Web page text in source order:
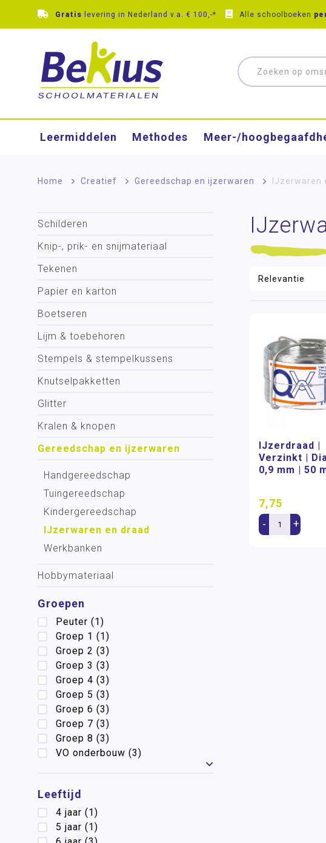
Gratis levering in Nederland v.a. € 100,-* Alle schoolboeken
Leermiddelen Methodes Meer-/
Home > Creatief > Gereedschap en ijzerwaren > IJzerwaren
Schilderen
Knip-, prik- en snijmateriaal
Tekenen
Papier en karton
Boetseren
Lijm & toebehoren
Stempels & stempelkussens
Knutselpakketten
Glitter
Kralen & knopen
Gereedschap en ijzerwaren
Handgereedschap
Tuingereedschap
Kindergereedschap
IJzerwaren en draad
Werkbanken
Hobbymateriaal
Groepen
Peuter (1)
Groep 1 (1)
Groep 2 (3)
Groep 3 (3)
Groep 4 (3)
Groep 5 (3)
Groep 6 (3)
Groep 7 (3)
Groep 8 (3)
VO onderbouw (3)
Leeftijd
4 jaar (1)
5 jaar (1)
IJzerdraad |
Verzinkt |
0,9 mm | 50
7,75
- +